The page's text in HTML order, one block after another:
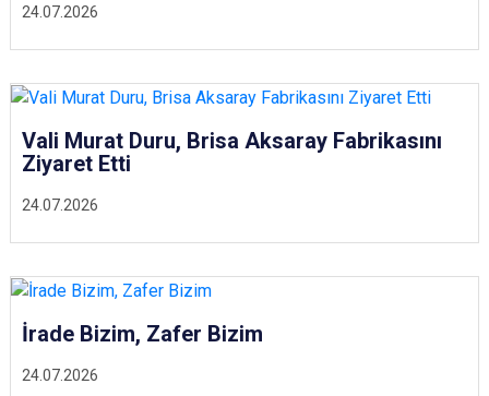
24.07.2026
24.07.2026
Vali Murat Duru, Brisa Aksaray Fabrikasını
Ziyaret Etti
24.07.2026
İrade Bizim, Zafer Bizim